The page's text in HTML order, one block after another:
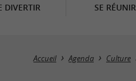
DIVERTIR SE RÉUNIR
Accueil Agenda Culture